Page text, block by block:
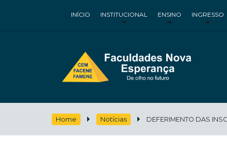
INÍCIO INSTITUCIONAL ENSINO INGRESSO
Home Notícias DEFERIMENTO DAS